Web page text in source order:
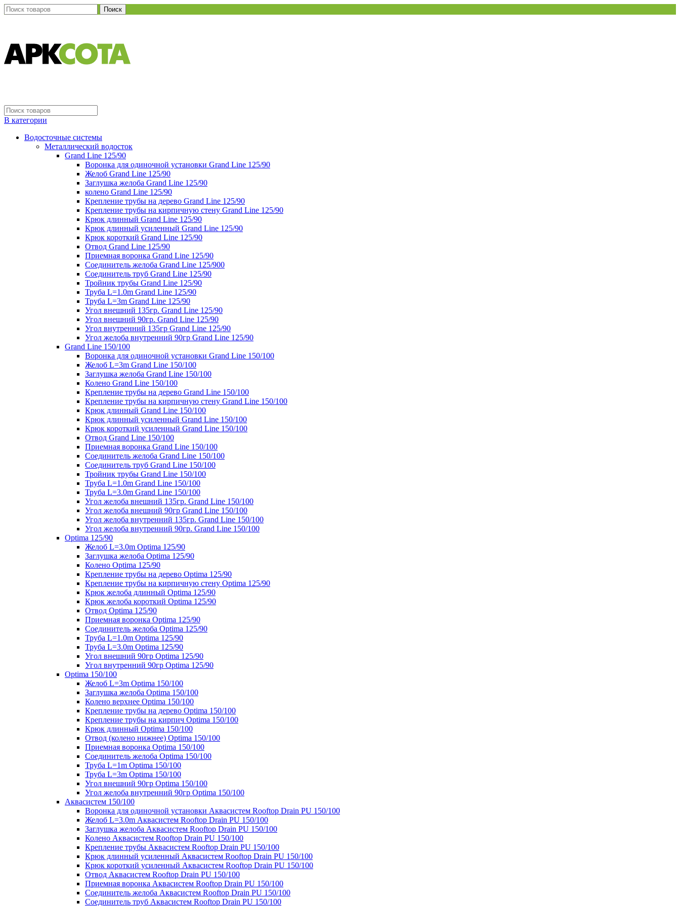
Поиск
В категории
Водосточные системы
Металлический водосток
Grand Line 125/90
Воронка для одиночной установки Grand Line 125/90
Желоб Grand Line 125/90
Заглушка желоба Grand Line 125/90
колено Grand Line 125/90
Крепление трубы на дерево Grand Line 125/90
Крепление трубы на кирпичную стену Grand Line 125/90
Крюк длинный Grand Line 125/90
Крюк длинный усиленный Grand Line 125/90
Крюк короткий Grand Line 125/90
Отвод Grand Line 125/90
Приемная воронка Grand Line 125/90
Соединитель желоба Grand Line 125/900
Соединитель труб Grand Line 125/90
Тройник трубы Grand Line 125/90
Труба L=1.0m Grand Line 125/90
Труба L=3m Grand Line 125/90
Угол внешний 135гр. Grand Line 125/90
Угол внешний 90гр. Grand Line 125/90
Угол внутренний 135гр Grand Line 125/90
Угол желоба внутренний 90гр Grand Line 125/90
Grand Line 150/100
Воронка для одиночной установки Grand Line 150/100
Желоб L=3m Grand Line 150/100
Заглушка желоба Grand Line 150/100
Колено Grand Line 150/100
Крепление трубы на дерево Grand Line 150/100
Крепление трубы на кирпичную стену Grand Line 150/100
Крюк длинный Grand Line 150/100
Крюк длинный усиленный Grand Line 150/100
Крюк короткий усиленный Grand Line 150/100
Отвод Grand Line 150/100
Приемная воронка Grand Line 150/100
Соединитель желоба Grand Line 150/100
Соединитель труб Grand Line 150/100
Тройник трубы Grand Line 150/100
Труба L=1.0m Grand Line 150/100
Труба L=3.0m Grand Line 150/100
Угол желоба внешний 135гр. Grand Line 150/100
Угол желоба внешний 90гр Grand Line 150/100
Угол желоба внутренний 135гр. Grand Line 150/100
Угол желоба внутренний 90гр. Grand Line 150/100
Optima 125/90
Желоб L=3.0m Optima 125/90
Заглушка желоба Optima 125/90
Колено Optima 125/90
Крепление трубы на дерево Optima 125/90
Крепление трубы на кирпичную стену Optima 125/90
Крюк желоба длинный Optima 125/90
Крюк желоба короткий Optima 125/90
Отвод Optima 125/90
Приемная воронка Optima 125/90
Соединитель желоба Optima 125/90
Труба L=1.0m Optima 125/90
Труба L=3.0m Optima 125/90
Угол внешний 90гр Optima 125/90
Угол внутренний 90гр Optima 125/90
Optima 150/100
Желоб L=3m Optima 150/100
Заглушка желоба Optima 150/100
Колено верхнее Optima 150/100
Крепление трубы на дерево Optima 150/100
Крепление трубы на кирпич Optima 150/100
Крюк длинный Optima 150/100
Отвод (колено нижнее) Optima 150/100
Приемная воронка Optima 150/100
Соединитель желоба Optima 150/100
Труба L=1m Optima 150/100
Труба L=3m Optima 150/100
Угол внешний 90гр Optima 150/100
Угол желоба внутренний 90гр Optima 150/100
Аквасистем 150/100
Воронка для одиночной установки Аквасистем Rooftop Drain PU 150/100
Желоб L=3.0m Аквасистем Rooftop Drain PU 150/100
Заглушка желоба Аквасистем Rooftop Drain PU 150/100
Колено Аквасистем Rooftop Drain PU 150/100
Крепление трубы Аквасистем Rooftop Drain PU 150/100
Крюк длинный усиленный Аквасистем Rooftop Drain PU 150/100
Крюк короткий усиленный Аквасистем Rooftop Drain PU 150/100
Отвод Аквасистем Rooftop Drain PU 150/100
Приемная воронка Аквасистем Rooftop Drain PU 150/100
Соединитель желоба Аквасистем Rooftop Drain PU 150/100
Соединитель труб Аквасистем Rooftop Drain PU 150/100